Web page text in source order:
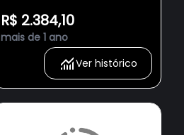
R$ 2.384,10
mais de 1 ano
Ver histórico